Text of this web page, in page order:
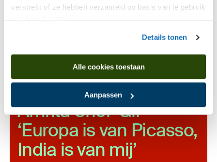
verstrekt of ze hebben verzameld op basis van je gebruik
Details tonen
Alle cookies toestaan
Aanpassen
t/m 20 september 2026
Amrita Sher-Gil
‘Europa is van Picasso,
India is van mij’